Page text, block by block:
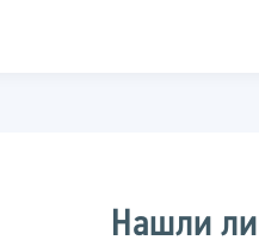
Нашли